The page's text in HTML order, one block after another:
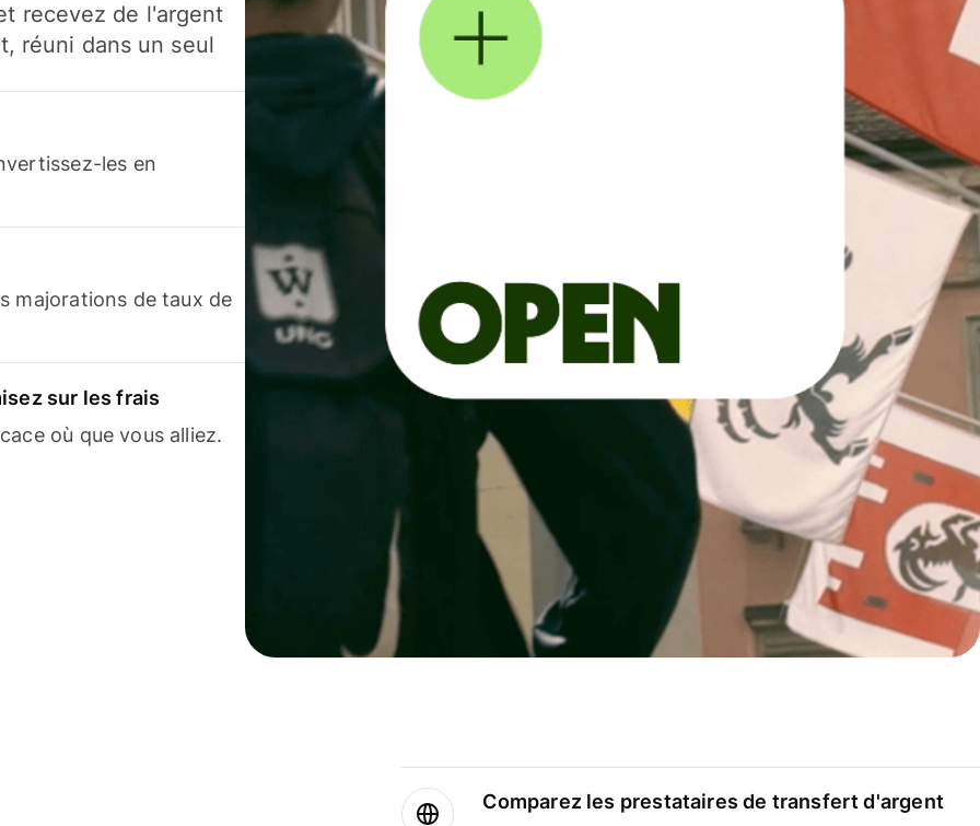
recevez de l'argent
réuni dans un seul
les en
majorations de taux de
sur les frais
où que vous alliez.
Comparez les prestataires de transfert d'argent